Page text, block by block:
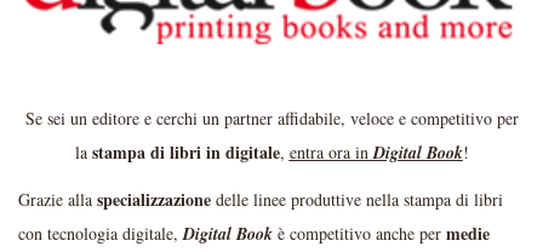
Se sei un editore e cerchi un partner affidabile, veloce e competitivo per
la stampa di libri in digitale, entra ora inDigital Book!
Grazie alla specializzazione delle linee produttive nella stampa di libri
con tecnologia digitale,Digital Book è competitivo anche per medie